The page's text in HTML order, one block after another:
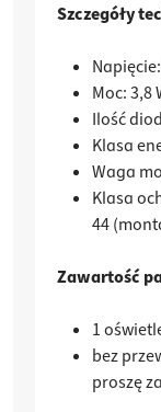
Szczegóły
Moc: 3,8
Ilość
Klasa
Waga
Klasa
44
Zawartość
1
bez
proszę